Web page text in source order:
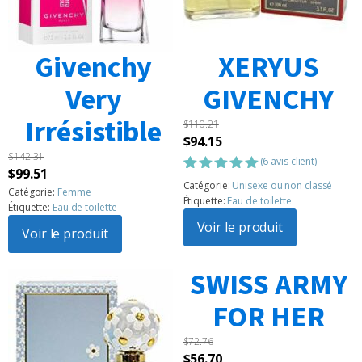
Givenchy
Very
Irrésistible
$142.31
Le
prix
initial
était :
$142.31.
$99.51
prix
actuel
est :
$99.51.
Catégorie: Femme
Étiquette: Eau de toilette
Voir le produit
XERYUS
GIVENCHY
$110.21
Le
prix
initial
était :
$110.21.
$94.15Le
prix
actuel
est :
$94.15.
Noté5.00
sur 5
basé sur
6
notations
client
(6 avis client)
Catégorie: Unisexe ou non classé
Étiquette: Eau de toilette
Voir le produit
SWISS ARMY
FOR HER
$72.76
Le
Le